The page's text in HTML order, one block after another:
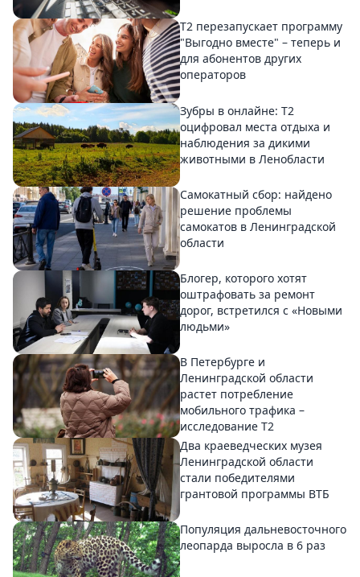
Т2 перезапускает программу
"Выгодно вместе" – теперь и
для абонентов других
операторов
Зубры в онлайне: Т2
оцифровал места отдыха и
наблюдения за дикими
животными в Ленобласти
Самокатный сбор: найдено
решение проблемы
самокатов в Ленинградской
области
Блогер, которого хотят
оштрафовать за ремонт
дорог, встретился с «Новыми
людьми»
В Петербурге и
Ленинградской области
растет потребление
мобильного трафика –
исследование T2
Два краеведческих музея
Ленинградской области
стали победителями
грантовой программы ВТБ
Популяция дальневосточного
леопарда выросла в 6 раз